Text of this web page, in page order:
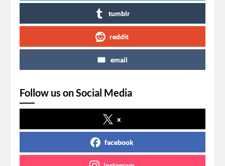
tumblr
reddit
email
Follow us on Social Media
x
facebook